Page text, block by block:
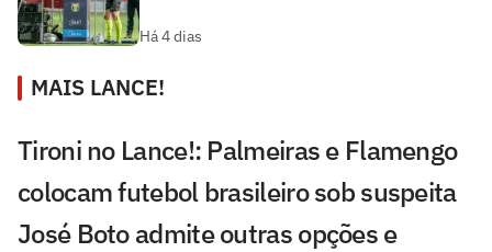
Há 4 dias
MAIS LANCE!
Tironi no Lance!: Palmeiras e Flamengo
colocam futebol brasileiro sob suspeita
José Boto admite outras opções e